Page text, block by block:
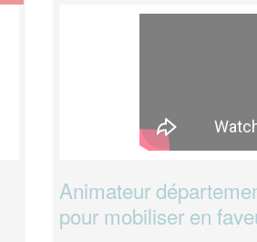
Animateur
pour mobiliser en